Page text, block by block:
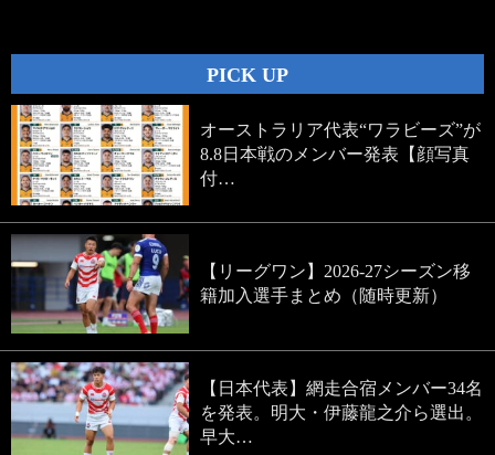
PICK UP
オーストラリア代表“ワラビーズ”が
8.8日本戦のメンバー発表【顔写真
付…
【リーグワン】2026-27シーズン移
籍加入選手まとめ（随時更新）
【日本代表】網走合宿メンバー34名
を発表。明大・伊藤龍之介ら選出。
早大…